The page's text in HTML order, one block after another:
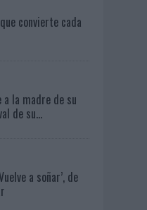
convierte cada
a la madre de su
de su...
a soñar’, de